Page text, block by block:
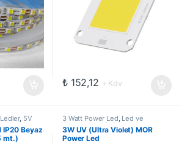
₺152,12 + Kdv
, 5V
Şerit
Beyaz
mt.)
3 Watt Power Led, Led ve
Aydınlatma Çözümleri, Power
Ledler
3W UV (Ultra Violet) MOR
Power Led